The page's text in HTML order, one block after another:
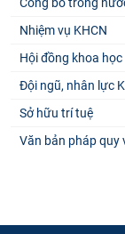
Nhiệm vụ KHCN
Hội đồng khoa học
Đội ngũ, nhân lực
Sở hữu trí tuệ
Văn bản pháp quy